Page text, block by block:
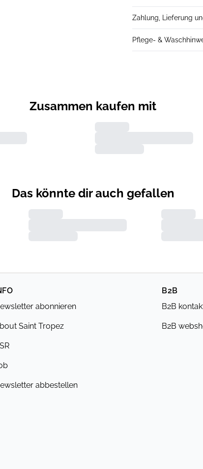
Zahlung, Lieferung
Pflege- &
Zusammen kaufen mit
Das könnte dir auch gefallen
abonnieren
Saint Tropez
abbestellen
B2B
B2B
B2B